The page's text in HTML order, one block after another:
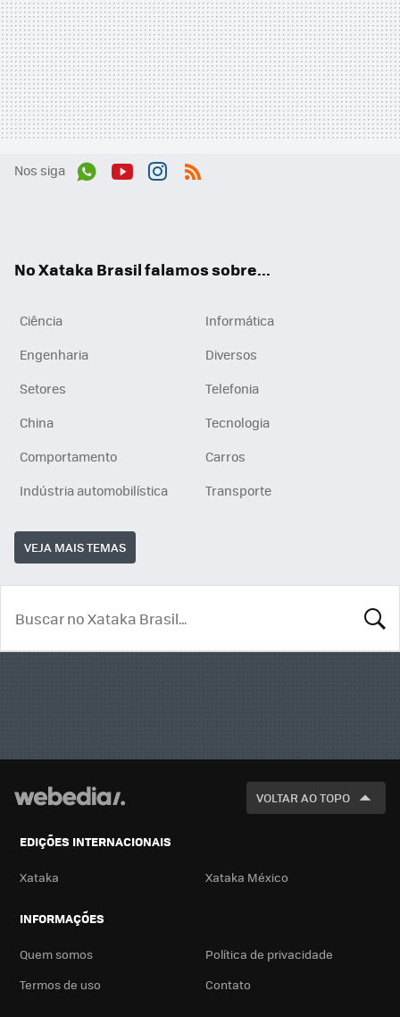
Nos siga
No Xataka Brasil falamos sobre...
Ciência
Informática
Engenharia
Diversos
Setores
Telefonia
China
Tecnologia
Comportamento
Carros
Indústria automobilística
Transporte
VEJA MAIS TEMAS
VOLTAR AO TOPO
EDIÇÕES INTERNACIONAIS
Xataka Xataka México
INFORMAÇÕES
Quem somos
Política de privacidade
Termos de uso
Contato